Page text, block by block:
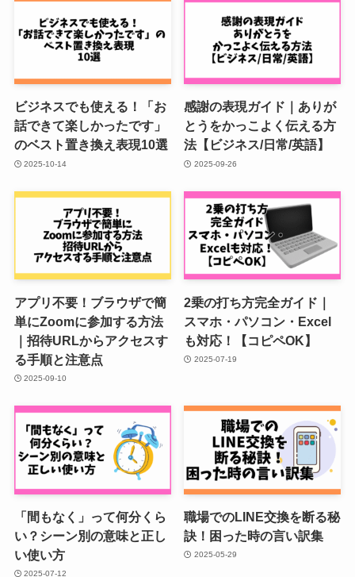
ビジネスでも使える！「お
話できて楽しかったです」
のベスト置き換え表現10選
2025-10-14
感謝の表現ガイド｜ありが
とうをかっこよく伝える方
法【ビジネス/日常/英語】
2025-09-26
アプリ不要！ブラウザで簡
単にZoomに参加する方法
｜招待URLからアクセスす
る手順と注意点
2025-09-10
2乗の打ち方完全ガイド｜
スマホ・パソコン・Excel
も対応！【コピペOK】
2025-07-19
「間もなく」って何分くら
い？シーン別の意味と正し
い使い方
2025-07-12
職場でのLINE交換を断る秘
訣！困った時の言い訳集
2025-05-29